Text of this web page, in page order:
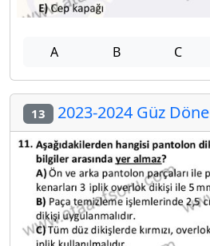
A B C
13 2023-2024 Güz